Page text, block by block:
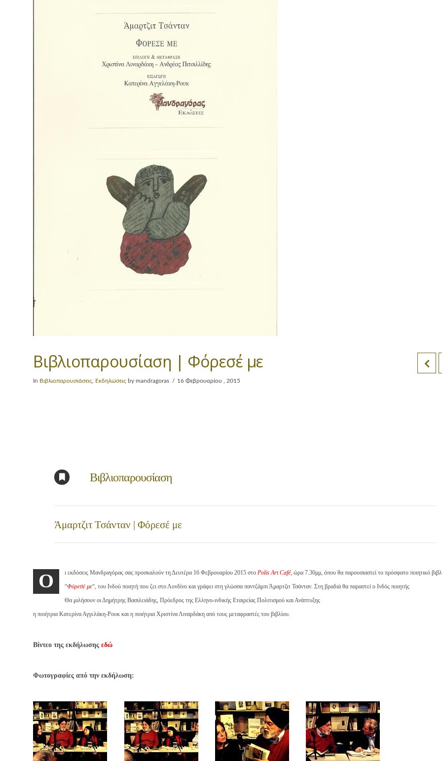
Βιβλιοπαρουσίαση | Φόρεσέ με
In Βιβλιοπαρουσιάσεις Εκδηλώσεις by mandragoras 16 Φεβρουαρίου , 2015
Βιβλιοπαρουσίαση
Άμαρτζιτ Τσάνταν | Φόρεσέ με
Ο ι εκδόσεις Μανδραγόρας σας προσκαλούν τη Δευτέρα 16 Φεβρουαρίου 2015 στο Polis Art Café, ώρα 7.30μμ, όπου θα παρουσιαστεί το πρόσφατο ποιητικό
“Φόρεσέ με“, του Ινδού ποιητή που ζει στο Λονδίνο και γράφει στη γλώσσα παντζάμπι Άμαρτζιτ Τσάνταν. Στη βραδιά θα παραστεί ο Ινδός ποιητής
Θα μιλήσουν οι Δημήτρης Βασιλειάδης, Πρόεδρος της Ελληνο-ινδικής Εταιρείας Πολιτισμού και Ανάπτυξης
η ποιήτρια Κατερίνα Αγγελάκη-Ρουκ και η ποιήτρια Χριστίνα Λιναρδάκη από τους μεταφραστές του βιβλίου.
Βίντεο της εκδήλωσηςεδώ
Φωτογραφίες από την εκδήλωση: